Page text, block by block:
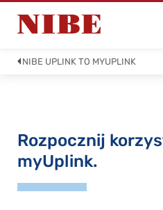
NIBE UPLINK TO MYUPLINK
Rozpocznij
myUplink.